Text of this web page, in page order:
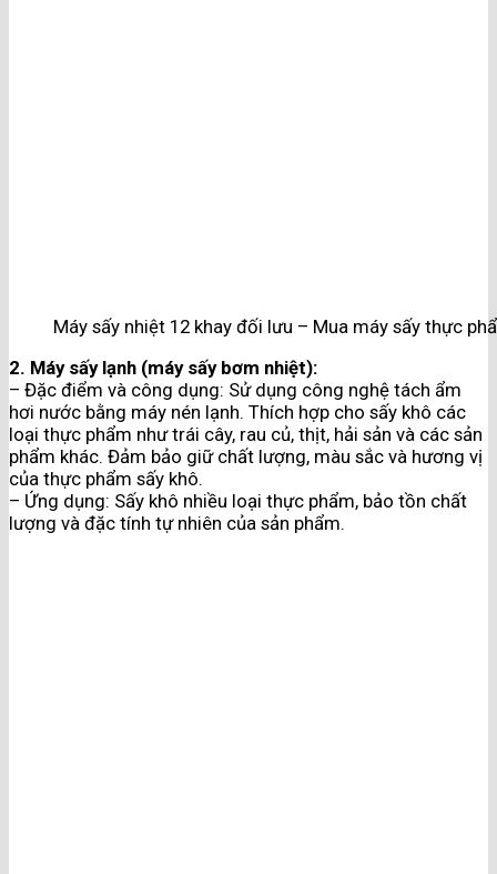
Máy sấy nhiệt 12 khay đối lưu – Mua máy sấy thực
2. Máy sấy lạnh (máy sấy bơm nhiệt):
– Đặc điểm và công dụng: Sử dụng công nghệ tách ẩm
hơi nước bằng máy nén lạnh. Thích hợp cho sấy khô các
loại thực phẩm như trái cây, rau củ, thịt, hải sản và các sản
phẩm khác. Đảm bảo giữ chất lượng, màu sắc và hương vị
của thực phẩm sấy khô.
– Ứng dụng: Sấy khô nhiều loại thực phẩm, bảo tồn chất
lượng và đặc tính tự nhiên của sản phẩm.